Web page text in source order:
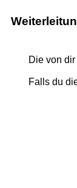
Die von
Falls du